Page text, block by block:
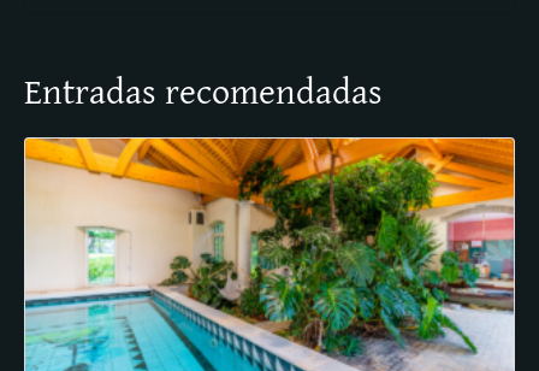
Entradas recomendadas